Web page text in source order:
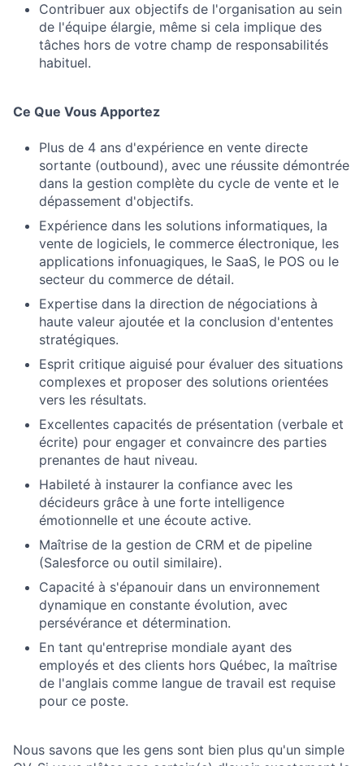
Contribuer aux objectifs de l'organisation au sein
de l'équipe élargie, même si cela implique des
tâches hors de votre champ de responsabilités
habituel.
Ce Que Vous Apportez
Plus de 4 ans d'expérience en vente directe
sortante (outbound), avec une réussite démontrée
dans la gestion complète du cycle de vente et le
dépassement d'objectifs.
Expérience dans les solutions informatiques, la
vente de logiciels, le commerce électronique, les
applications infonuagiques, le SaaS, le POS ou le
secteur du commerce de détail.
Expertise dans la direction de négociations à
haute valeur ajoutée et la conclusion d'ententes
stratégiques.
Esprit critique aiguisé pour évaluer des situations
complexes et proposer des solutions orientées
vers les résultats.
Excellentes capacités de présentation (verbale et
écrite) pour engager et convaincre des parties
prenantes de haut niveau.
Habileté à instaurer la confiance avec les
décideurs grâce à une forte intelligence
émotionnelle et une écoute active.
Maîtrise de la gestion de CRM et de pipeline
(Salesforce ou outil similaire).
Capacité à s'épanouir dans un environnement
dynamique en constante évolution, avec
persévérance et détermination.
En tant qu'entreprise mondiale ayant des
employés et des clients hors Québec, la maîtrise
de l'anglais comme langue de travail est requise
pour ce poste.
Nous savons que les gens sont bien plus qu'un simple